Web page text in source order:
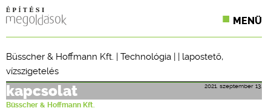
MENÜ
CPR TERMÉKKIÍRÁS
Büsscher & Hoffmann Kft. | Technológia | | lapostető,
vízszigetelés
2021. szeptember 13.
kapcsolat
Büsscher & Hoffmann Kft.